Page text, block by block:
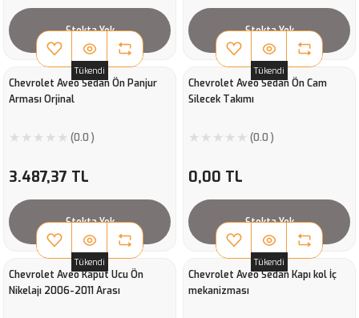
Stokta Yok Stokta Yok
Tükendi
Chevrolet Aveo Sedan Ön Panjur
Arması Orjinal
(0.0 )
3.487,37 TL
Stokta Yok
Tükendi
Chevrolet Aveo Sedan Ön Cam
Silecek Takımı
(0.0 )
0,00 TL
Stokta Yok
Tükendi
Chevrolet Aveo Kaput Ucu Ön
Nikelajı 2006-2011 Arası
Tükendi
Chevrolet Aveo Sedan Kapı kol İç
mekanizması